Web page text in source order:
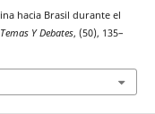
hacia Brasil durante el
Temas Y Debates, (50), 135–